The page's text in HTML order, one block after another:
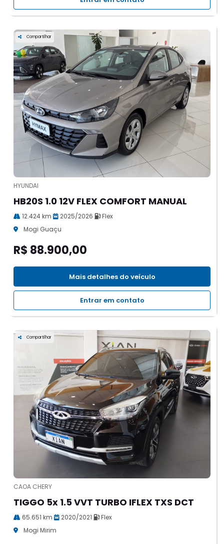
Compartilhar
HYUNDAI
HB20S 1.0 12V FLEX COMFORT MANUAL
12.424 km 2025/2026
Flex
Mogi Guaçu
R$ 88.900,00
Mais detalhes do veículo
Entrar em contato
Compartilhar
CAOA CHERY
TIGGO 5x 1.5 VVT TURBO IFLEX TXS DCT
65.651 km 2020/2021
Flex
Mogi Mirim